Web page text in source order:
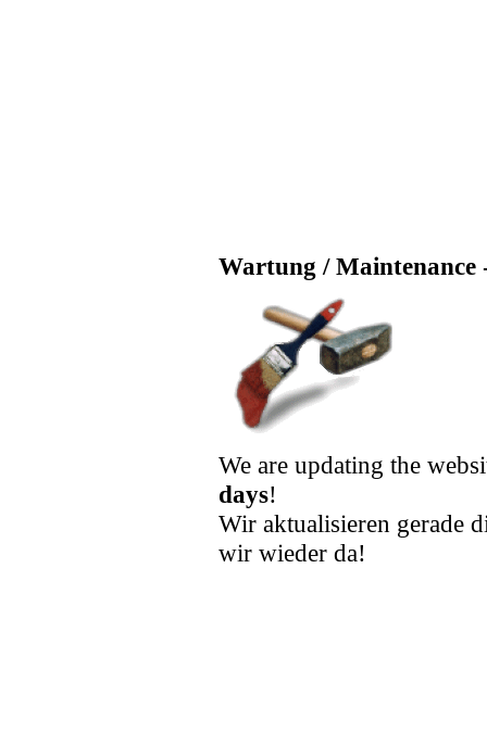
Wartung / Maintenance
We are updating the
days!
Wir aktualisieren gerade
wir wieder da!